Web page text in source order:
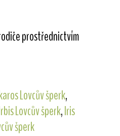
prostřednictvím
Lovcův šperk,
Lovcův šperk,Iris
šperk